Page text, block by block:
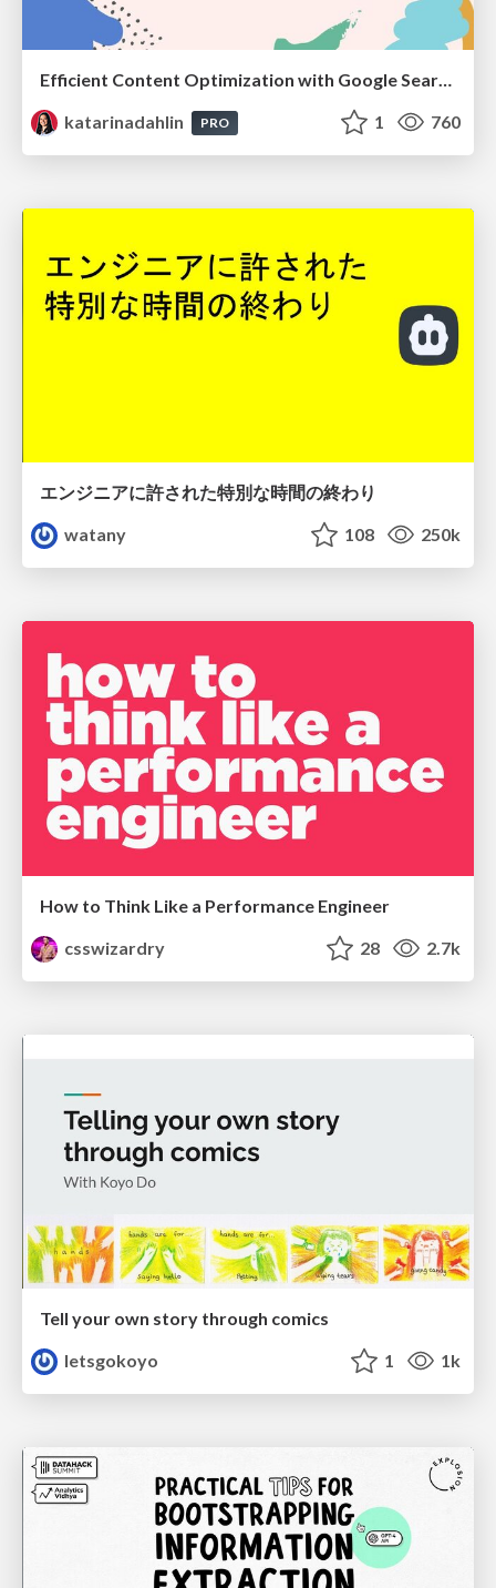
Efficient Content Optimization with Google Search Console & Apps Script
katarinadahlin
PRO 1 760
エンジニアに許された特別な時間の終わり
watany
108 250k
How to Think Like a Performance Engineer
csswizardry
28 2.7k
Tell your own story through comics
letsgokoyo
1 1k